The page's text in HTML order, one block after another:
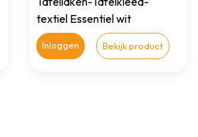
textiel Essentiel wit
140cmx250cm
Inloggen Bekijk product